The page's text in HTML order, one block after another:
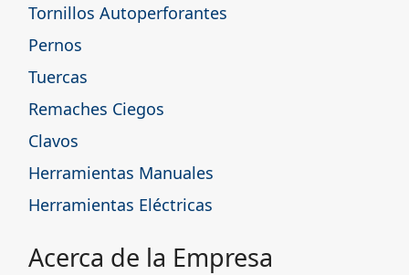
Tornillos Autoperforantes
Pernos
Tuercas
Remaches Ciegos
Clavos
Herramientas Manuales
Herramientas Eléctricas
Acerca de la Empresa